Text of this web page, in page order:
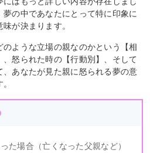
の中であなたにとって特に印象に
が決まります。
ような立場の親なのかという【相
怒られた時の【行動別】、そして
、あなたが見た親に怒られる夢の意
た場合（亡くなった父親など）